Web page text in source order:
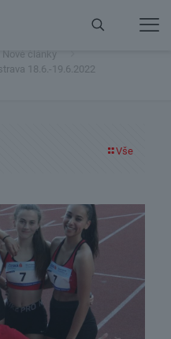
18.6.-19.6.2022
Nové články
18.6.-19.6.2022
Vše